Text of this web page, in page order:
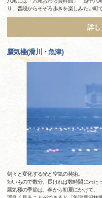
り、普段からそぞろ歩きを楽しみたい町で
詳し
蜃気楼(滑川・魚津)
刻々と変化する光と空気の芸術。
短いもので数分、長ければ数時間にわた
蜃気楼の季節は、春から初夏にかけて。